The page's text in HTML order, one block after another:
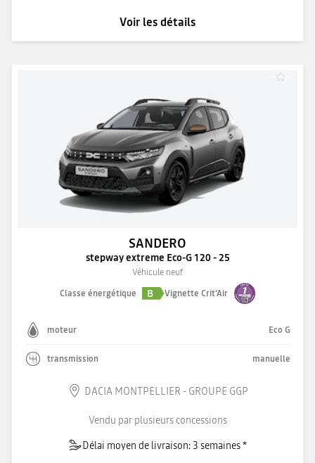
Voir les détails
SANDERO
stepway extreme Eco-G 120 - 25
Véhicule neuf
Classe énergétique
B Vignette Crit'Air
moteur Eco G
transmission manuelle
DACIA MONTPELLIER - GROUPE GGP
Vendu par plusieurs concessions
Délai moyen de livraison: 3 semaines *